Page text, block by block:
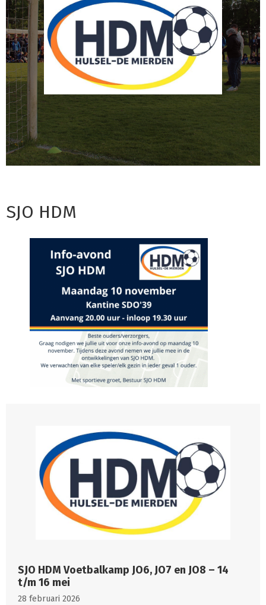
SJO HDM
SJO HDM Voetbalkamp JO6, JO7 en JO8 – 14
t/m 16 mei
28 februari 2026